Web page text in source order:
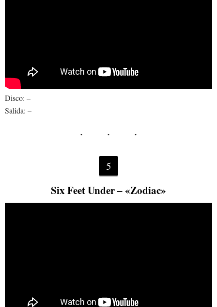
Disco: –
Salida: –
5
Six Feet Under – «Zodiac»